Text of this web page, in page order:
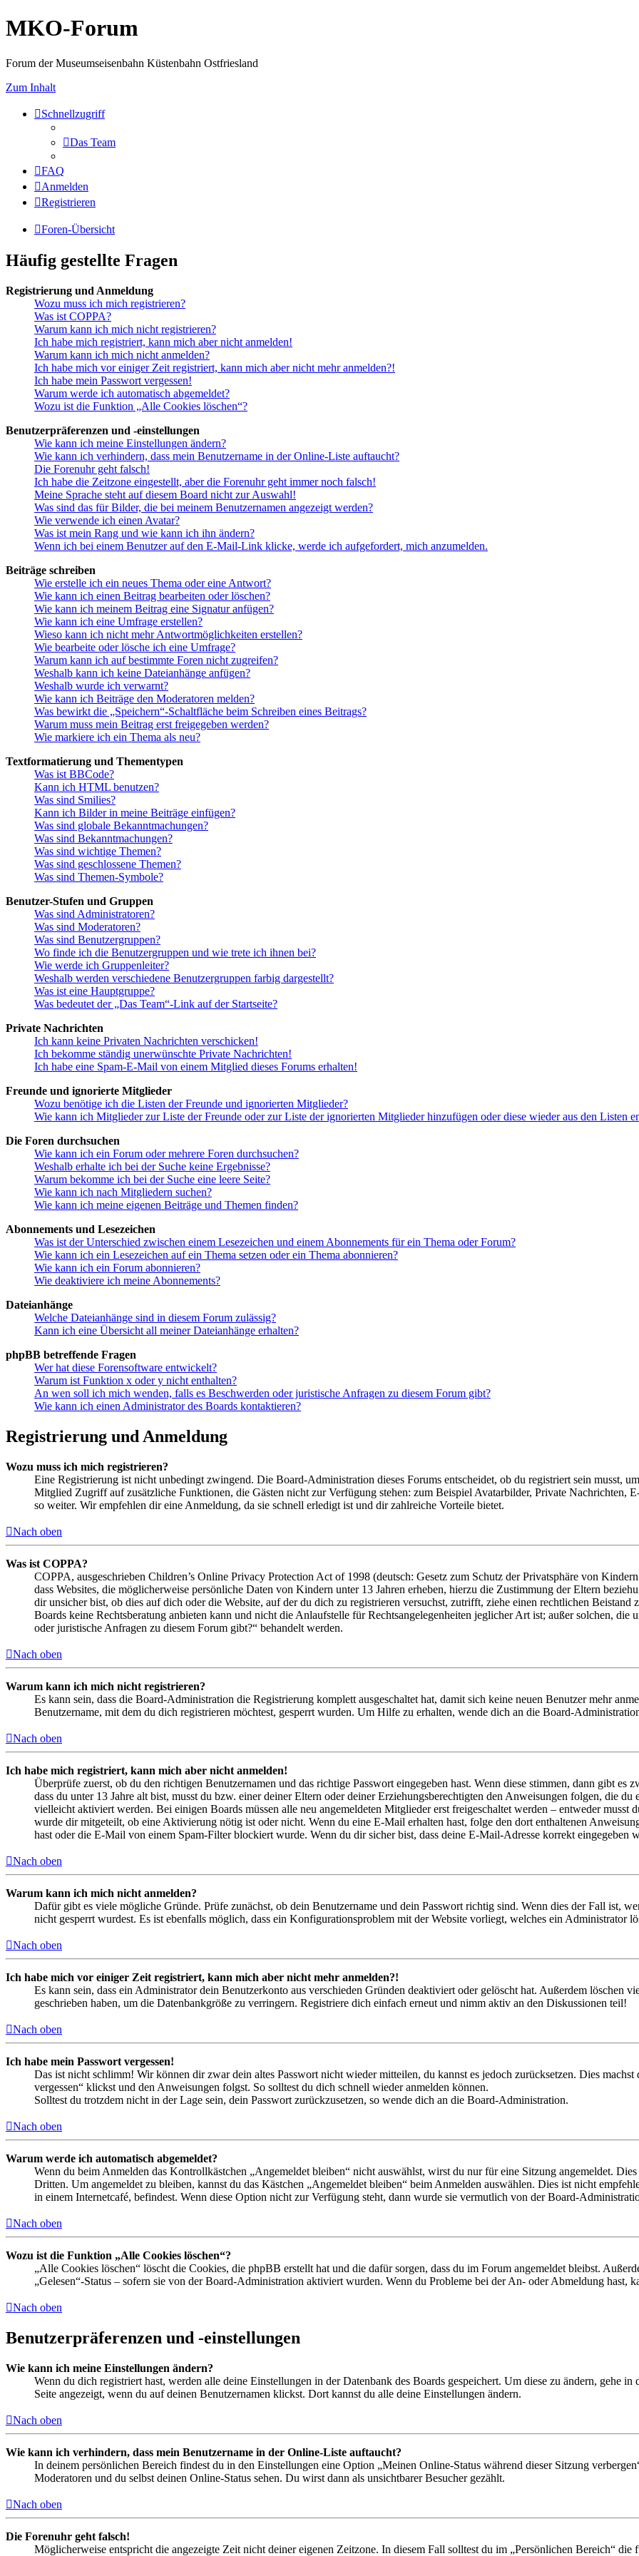
MKO-Forum
Forum der Museumseisenbahn Küstenbahn Ostfriesland
Zum Inhalt
Schnellzugriff
Das Team
FAQ
Anmelden
Registrieren
Foren-Übersicht
Häufig gestellte Fragen
Registrierung und Anmeldung
Wozu muss ich mich registrieren?
Was ist COPPA?
Warum kann ich mich nicht registrieren?
Ich habe mich registriert, kann mich aber nicht anmelden!
Warum kann ich mich nicht anmelden?
Ich habe mich vor einiger Zeit registriert, kann mich aber nicht mehr anmelden?!
Ich habe mein Passwort vergessen!
Warum werde ich automatisch abgemeldet?
Wozu ist die Funktion „Alle Cookies löschen“?
Benutzerpräferenzen und -einstellungen
Wie kann ich meine Einstellungen ändern?
Wie kann ich verhindern, dass mein Benutzername in der Online-Liste auftaucht?
Die Forenuhr geht falsch!
Ich habe die Zeitzone eingestellt, aber die Forenuhr geht immer noch falsch!
Meine Sprache steht auf diesem Board nicht zur Auswahl!
Was sind das für Bilder, die bei meinem Benutzernamen angezeigt werden?
Wie verwende ich einen Avatar?
Was ist mein Rang und wie kann ich ihn ändern?
Wenn ich bei einem Benutzer auf den E-Mail-Link klicke, werde ich aufgefordert, mich anzumelden.
Beiträge schreiben
Wie erstelle ich ein neues Thema oder eine Antwort?
Wie kann ich einen Beitrag bearbeiten oder löschen?
Wie kann ich meinem Beitrag eine Signatur anfügen?
Wie kann ich eine Umfrage erstellen?
Wieso kann ich nicht mehr Antwortmöglichkeiten erstellen?
Wie bearbeite oder lösche ich eine Umfrage?
Warum kann ich auf bestimmte Foren nicht zugreifen?
Weshalb kann ich keine Dateianhänge anfügen?
Weshalb wurde ich verwarnt?
Wie kann ich Beiträge den Moderatoren melden?
Was bewirkt die „Speichern“-Schaltfläche beim Schreiben eines Beitrags?
Warum muss mein Beitrag erst freigegeben werden?
Wie markiere ich ein Thema als neu?
Textformatierung und Thementypen
Was ist BBCode?
Kann ich HTML benutzen?
Was sind Smilies?
Kann ich Bilder in meine Beiträge einfügen?
Was sind globale Bekanntmachungen?
Was sind Bekanntmachungen?
Was sind wichtige Themen?
Was sind geschlossene Themen?
Was sind Themen-Symbole?
Benutzer-Stufen und Gruppen
Was sind Administratoren?
Was sind Moderatoren?
Was sind Benutzergruppen?
Wo finde ich die Benutzergruppen und wie trete ich ihnen bei?
Wie werde ich Gruppenleiter?
Weshalb werden verschiedene Benutzergruppen farbig dargestellt?
Was ist eine Hauptgruppe?
Was bedeutet der „Das Team“-Link auf der Startseite?
Private Nachrichten
Ich kann keine Privaten Nachrichten verschicken!
Ich bekomme ständig unerwünschte Private Nachrichten!
Ich habe eine Spam-E-Mail von einem Mitglied dieses Forums erhalten!
Freunde und ignorierte Mitglieder
Wozu benötige ich die Listen der Freunde und ignorierten Mitglieder?
Wie kann ich Mitglieder zur Liste der Freunde oder zur Liste der ignorierten Mitglieder hinzufügen oder diese wieder aus den Listen
Die Foren durchsuchen
Wie kann ich ein Forum oder mehrere Foren durchsuchen?
Weshalb erhalte ich bei der Suche keine Ergebnisse?
Warum bekomme ich bei der Suche eine leere Seite?
Wie kann ich nach Mitgliedern suchen?
Wie kann ich meine eigenen Beiträge und Themen finden?
Abonnements und Lesezeichen
Was ist der Unterschied zwischen einem Lesezeichen und einem Abonnements für ein Thema oder Forum?
Wie kann ich ein Lesezeichen auf ein Thema setzen oder ein Thema abonnieren?
Wie kann ich ein Forum abonnieren?
Wie deaktiviere ich meine Abonnements?
Dateianhänge
Welche Dateianhänge sind in diesem Forum zulässig?
Kann ich eine Übersicht all meiner Dateianhänge erhalten?
phpBB betreffende Fragen
Wer hat diese Forensoftware entwickelt?
Warum ist Funktion x oder y nicht enthalten?
An wen soll ich mich wenden, falls es Beschwerden oder juristische Anfragen zu diesem Forum gibt?
Wie kann ich einen Administrator des Boards kontaktieren?
Registrierung und Anmeldung
Wozu muss ich mich registrieren?
Eine Registrierung ist nicht unbedingt zwingend. Die Board-Administration dieses Forums entscheidet, ob du registriert sein musst,
Mitglied Zugriff auf zusätzliche Funktionen, die Gästen nicht zur Verfügung stehen: zum Beispiel Avatarbilder, Private Nachrichten,
so weiter. Wir empfehlen dir eine Anmeldung, da sie schnell erledigt ist und dir zahlreiche Vorteile bietet.
Nach oben
Was ist COPPA?
COPPA, ausgeschrieben Children’s Online Privacy Protection Act of 1998 (deutsch: Gesetz zum Schutz der Privatsphäre von
dass Websites, die möglicherweise persönliche Daten von Kindern unter 13 Jahren erheben, hierzu die Zustimmung der Eltern
dir unsicher bist, ob dies auf dich oder die Website, auf der du dich zu registrieren versuchst, zutrifft, ziehe einen rechtlichen
Boards keine Rechtsberatung anbieten kann und nicht die Anlaufstelle für Rechtsangelegenheiten jeglicher Art ist; außer solchen,
oder juristische Anfragen zu diesem Forum gibt?“ behandelt werden.
Nach oben
Warum kann ich mich nicht registrieren?
Es kann sein, dass die Board-Administration die Registrierung komplett ausgeschaltet hat, damit sich keine neuen Benutzer mehr
Benutzername, mit dem du dich registrieren möchtest, gesperrt wurden. Um Hilfe zu erhalten, wende dich an die Board-
Nach oben
Ich habe mich registriert, kann mich aber nicht anmelden!
Überprüfe zuerst, ob du den richtigen Benutzernamen und das richtige Passwort eingegeben hast. Wenn diese stimmen, dann gibt es
dass du unter 13 Jahre alt bist, musst du bzw. einer deiner Eltern oder deiner Erziehungsberechtigten den Anweisungen folgen, die
vielleicht aktiviert werden. Bei einigen Boards müssen alle neu angemeldeten Mitglieder erst freigeschaltet werden – entweder musst
wurde dir mitgeteilt, ob eine Aktivierung nötig ist oder nicht. Wenn du eine E-Mail erhalten hast, folge den dort enthaltenen
hast oder die E-Mail von einem Spam-Filter blockiert wurde. Wenn du dir sicher bist, dass deine E-Mail-Adresse korrekt eingegeben
Nach oben
Warum kann ich mich nicht anmelden?
Dafür gibt es viele mögliche Gründe. Prüfe zunächst, ob dein Benutzername und dein Passwort richtig sind. Wenn dies der Fall ist,
nicht gesperrt wurdest. Es ist ebenfalls möglich, dass ein Konfigurationsproblem mit der Website vorliegt, welches ein Administrator
Nach oben
Ich habe mich vor einiger Zeit registriert, kann mich aber nicht mehr anmelden?!
Es kann sein, dass ein Administrator dein Benutzerkonto aus verschieden Gründen deaktiviert oder gelöscht hat. Außerdem löschen
geschrieben haben, um die Datenbankgröße zu verringern. Registriere dich einfach erneut und nimm aktiv an den Diskussionen teil!
Nach oben
Ich habe mein Passwort vergessen!
Das ist nicht schlimm! Wir können dir zwar dein altes Passwort nicht wieder mitteilen, du kannst es jedoch zurücksetzen. Dies
vergessen“ klickst und den Anweisungen folgst. So solltest du dich schnell wieder anmelden können.
Solltest du trotzdem nicht in der Lage sein, dein Passwort zurückzusetzen, so wende dich an die Board-Administration.
Nach oben
Warum werde ich automatisch abgemeldet?
Wenn du beim Anmelden das Kontrollkästchen „Angemeldet bleiben“ nicht auswählst, wirst du nur für eine Sitzung angemeldet.
Dritten. Um angemeldet zu bleiben, kannst du das Kästchen „Angemeldet bleiben“ beim Anmelden auswählen. Dies ist nicht
in einem Internetcafé, befindest. Wenn diese Option nicht zur Verfügung steht, dann wurde sie vermutlich von der Board-
Nach oben
Wozu ist die Funktion „Alle Cookies löschen“?
„Alle Cookies löschen“ löscht die Cookies, die phpBB erstellt hat und die dafür sorgen, dass du im Forum angemeldet bleibst.
„Gelesen“-Status – sofern sie von der Board-Administration aktiviert wurden. Wenn du Probleme bei der An- oder Abmeldung hast,
Nach oben
Benutzerpräferenzen und -einstellungen
Wie kann ich meine Einstellungen ändern?
Wenn du dich registriert hast, werden alle deine Einstellungen in der Datenbank des Boards gespeichert. Um diese zu ändern, gehe
Seite angezeigt, wenn du auf deinen Benutzernamen klickst. Dort kannst du alle deine Einstellungen ändern.
Nach oben
Wie kann ich verhindern, dass mein Benutzername in der Online-Liste auftaucht?
In deinem persönlichen Bereich findest du in den Einstellungen eine Option „Meinen Online-Status während dieser Sitzung
Moderatoren und du selbst deinen Online-Status sehen. Du wirst dann als unsichtbarer Besucher gezählt.
Nach oben
Die Forenuhr geht falsch!
Möglicherweise entspricht die angezeigte Zeit nicht deiner eigenen Zeitzone. In diesem Fall solltest du im „Persönlichen Bereich“